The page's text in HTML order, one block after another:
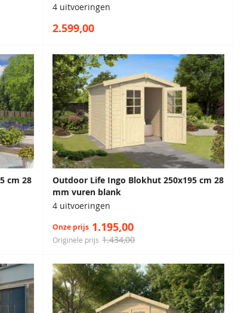
4 uitvoeringen
2.599,00
cm 28
Outdoor Life Ingo Blokhut 250x195 cm 28
mm vuren blank
4 uitvoeringen
Originele prijs 1.434,00
Onze prijs 1.195,00